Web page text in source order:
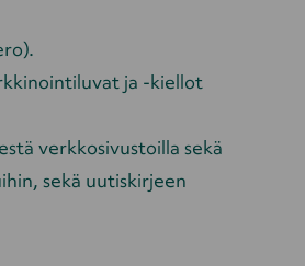
ja -kiellot
verkkosivustoilla sekä
sekä uutiskirjeen